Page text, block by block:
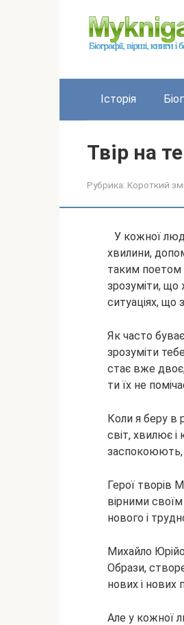
Історія
Твір на
Рубрика: Короткий
У кожної
хвилини,
таким поетом
зрозуміти, що
ситуаціях, що
Як часто
зрозуміти
стає вже
ти їх не
Коли я беру в
світ, хвилює
заспокоюють,
Герої творів
вірними
нового і
Михайло
Образи,
нових і нових
Але у кожної